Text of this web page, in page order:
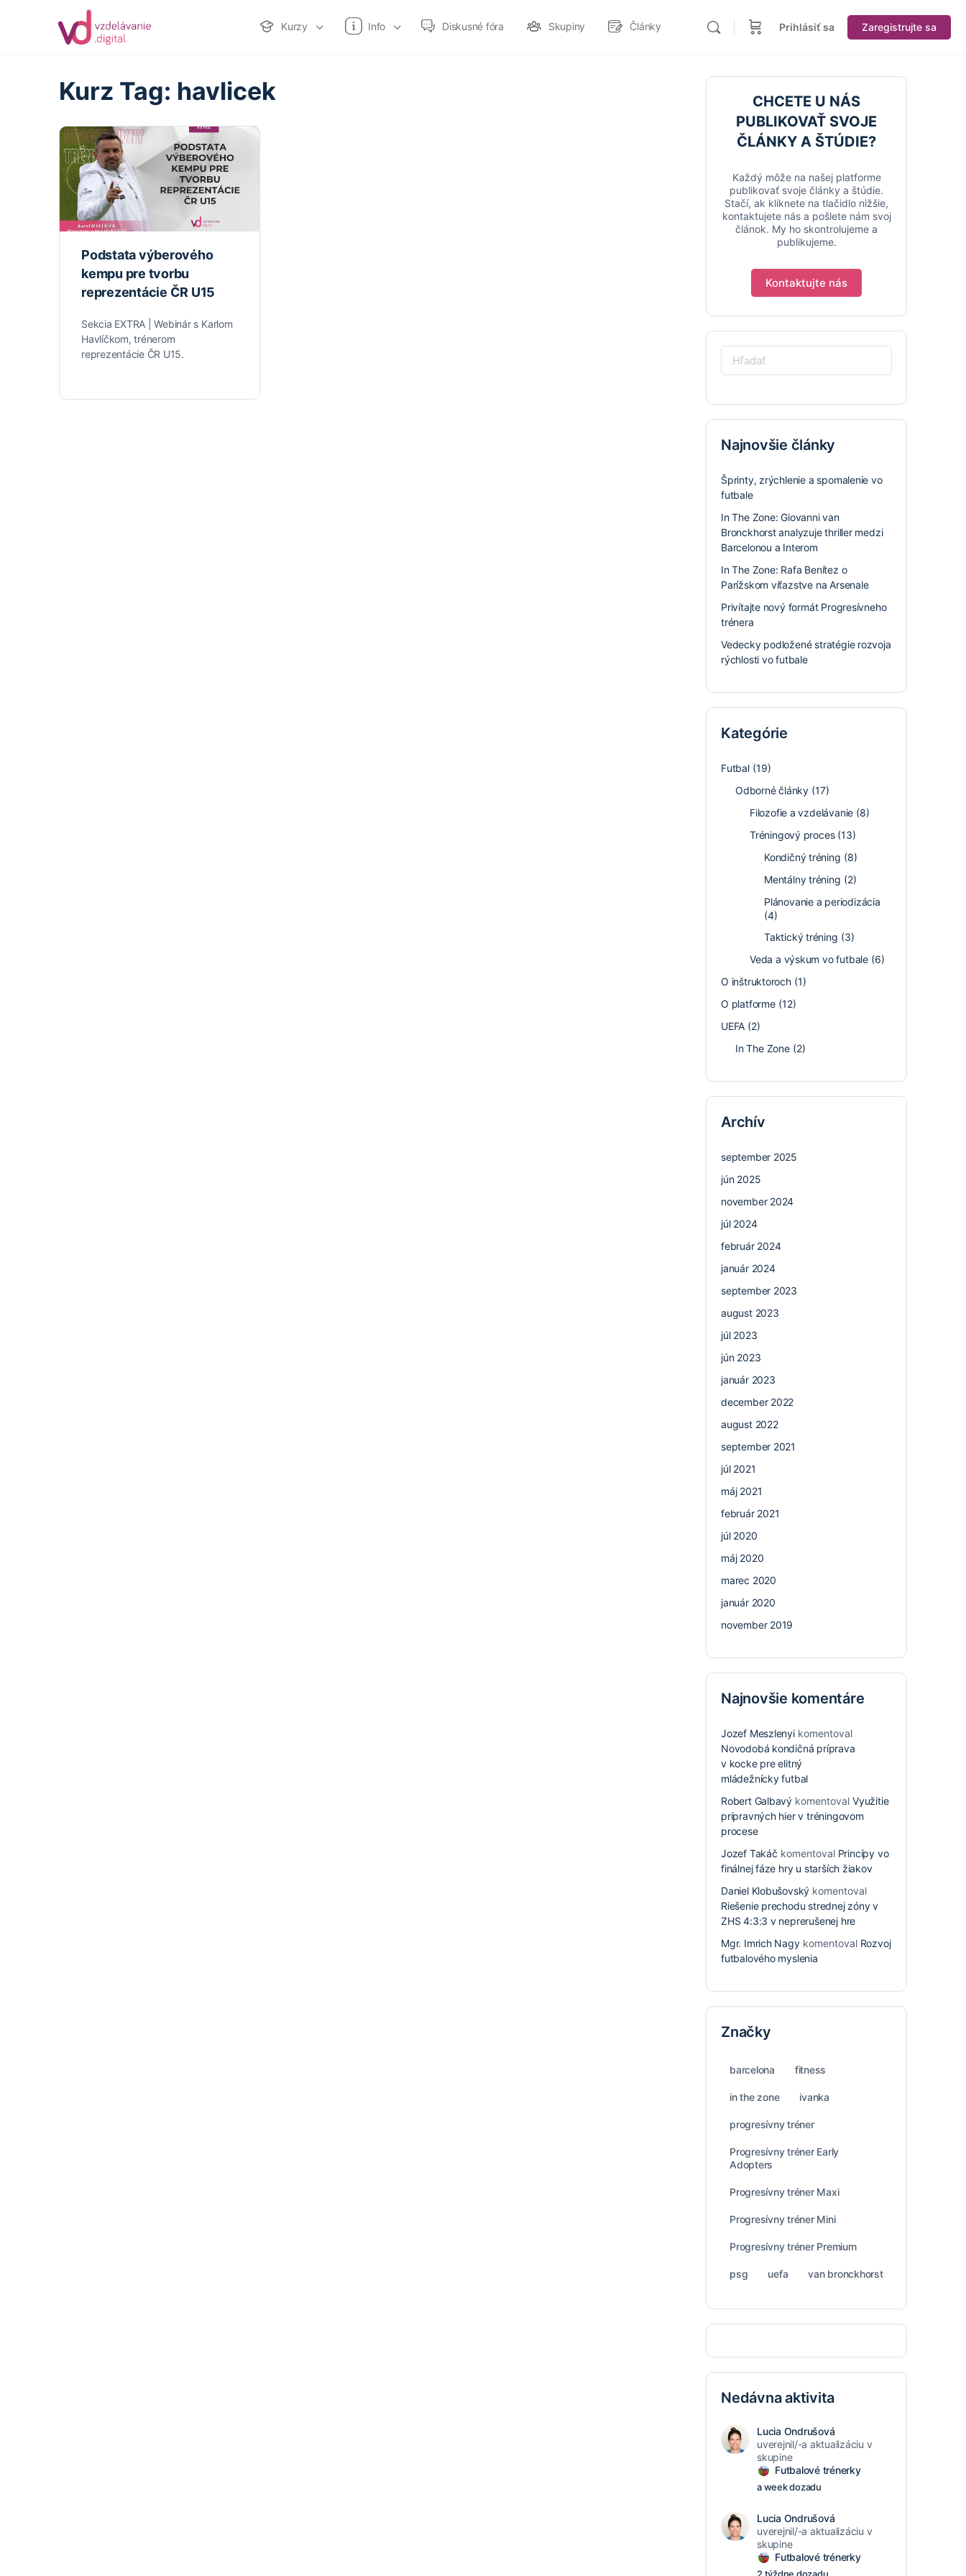
Kurzy Info Diskusné fóra Skupiny Články Prihlásiť sa Zaregistrujte sa
Kurz Tag: havlicek
Podstata výberového
kempu pre tvorbu
reprezentácie ČR U15
Sekcia EXTRA | Webinár s Karlom
Havlíčkom, trénerom
reprezentácie ČR U15.
CHCETE U NÁS
PUBLIKOVAŤ SVOJE
ČLÁNKY A ŠTÚDIE?
Každý môže na našej platforme
publikovať svoje články a štúdie.
Stačí, ak kliknete na tlačidlo nižšie,
kontaktujete nás a pošlete nám svoj
článok. My ho skontrolujeme a
publikujeme.
Kontaktujte nás
Hľadať:
Najnovšie články
Šprinty, zrýchlenie a spomalenie vo
futbale
In The Zone: Giovanni van
Bronckhorst analyzuje thriller medzi
Barcelonou a Interom
In The Zone: Rafa Benítez o
Parížskom víťazstve na Arsenale
Privítajte nový formát Progresívneho
trénera
Vedecky podložené stratégie rozvoja
rýchlosti vo futbale
Kategórie
Futbal(19)
Odborné články (17)
Filozofie a vzdelávanie (8)
Tréningový proces(13)
Kondičný tréning (8)
Mentálny tréning (2)
Plánovanie a periodizácia
(4)
Taktický tréning (3)
Veda a výskum vo futbale(6)
O inštruktoroch(1)
O platforme(12)
UEFA (2)
In The Zone(2)
Archív
september 2025
jún 2025
november 2024
júl 2024
február 2024
január 2024
september 2023
august 2023
júl 2023
jún 2023
január 2023
december 2022
august 2022
september 2021
júl 2021
máj 2021
február 2021
júl 2020
máj 2020
marec 2020
január 2020
november 2019
Najnovšie komentáre
Jozef Meszlenyikomentoval
Novodobá kondičná príprava
v kocke pre elitný
mládežnícky futbal
Robert Galbavý komentovalVyužitie
prípravných hier v tréningovom
procese
Jozef Takáč komentoval Princípy vo
finálnej fáze hry u starších žiakov
Daniel Klobušovský komentoval
Riešenie prechodu strednej zóny v
ZHS 4:3:3 v neprerušenej hre
Mgr. Imrich Nagykomentoval Rozvoj
futbalového myslenia
Značky
barcelona fitness
in the zone ivanka
progresívny tréner
Progresívny tréner Early
Adopters
Progresívny tréner Maxi
Progresívny tréner Mini
Progresívny tréner Premium
psg uefa van bronckhorst
Nedávna aktivita
Lucia Ondrušová
uverejnil/-a aktualizáciu v
skupine
Futbalové trénerky
a week dozadu
Lucia Ondrušová
uverejnil/-a aktualizáciu v
skupine
Futbalové trénerky